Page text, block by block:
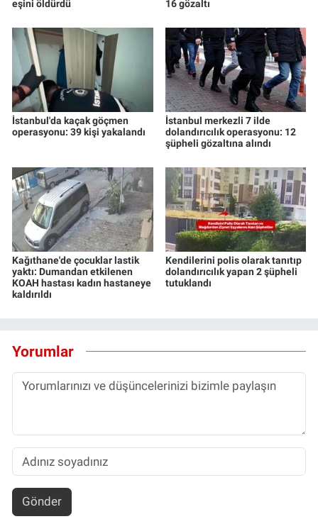
eşini öldürdü 16 gözaltı
İstanbul'da kaçak göçmen
operasyonu: 39 kişi yakalandı
İstanbul merkezli 7 ilde
dolandırıcılık operasyonu: 12
şüpheli gözaltına alındı
Kağıthane'de çocuklar lastik
yaktı: Dumandan etkilenen
KOAH hastası kadın hastaneye
kaldırıldı
Kendilerini polis olarak tanıtıp
dolandırıcılık yapan 2 şüpheli
tutuklandı
Yorumlar
Gönder